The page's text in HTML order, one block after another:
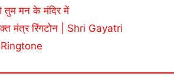
तुम मन के मंदिर में
मंत्र रिंगटोन | Shri Gayatri